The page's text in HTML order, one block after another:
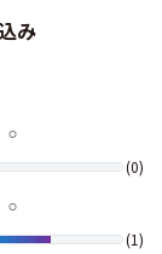
み
(0)
(1)